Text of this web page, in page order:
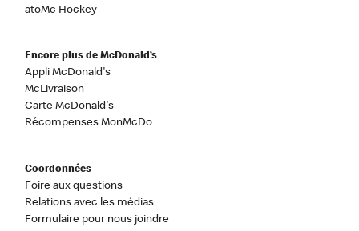
atoMc Hockey
Encore plus de McDonald’s
Appli McDonald's
McLivraison
Carte McDonald's
Récompenses MonMcDo
Coordonnées
Foire aux questions
Relations avec les médias
Formulaire pour nous joindre